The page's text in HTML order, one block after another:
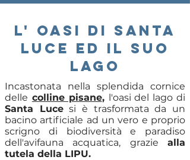
l' oASI DI SANTA
luCe ed il SUO
LAGO
Incastonata nella splendida cornice
delle colline pisane, l'oasi del lago di
Santa Lucesi è trasformata da un
bacino artificiale ad un vero e proprio
scrigno di biodiversità e paradiso
dell'avifauna acquatica, grazie alla
tutela della LIPU.